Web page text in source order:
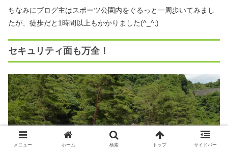
ちなみにブログ主はスポーツ公園内をぐるっと一周歩いてみまし
たが、徒歩だと1時間以上もかかりました(^_^;)
セキュリティ面も万全！
メニュー ホーム 検索 トップ サイドバー